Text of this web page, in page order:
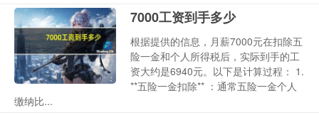
7000工资到手多少
根据提供的信息，月薪7000元在扣除五
险一金和个人所得税后，实际到手的工
资大约是6940元。以下是计算过程： 1.
**五险一金扣除** ：通常五险一金个人
缴纳比...